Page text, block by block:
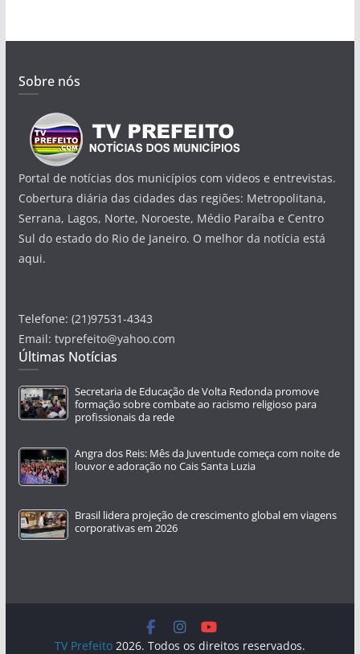
Sobre nós
Portal de notícias dos municípios com videos e entrevistas.
Cobertura diária das cidades das regiões: Metropolitana,
Serrana, Lagos, Norte, Noroeste, Médio Paraíba e Centro
Sul do estado do Rio de Janeiro. O melhor da notícia está
aqui.
Telefone: (21)97531-4343
Email: tvprefeito@yahoo.com
Últimas Notícias
Secretaria de Educação de Volta Redonda promove
formação sobre combate ao racismo religioso para
profissionais da rede
Angra dos Reis: Mês da Juventude começa com noite de
louvor e adoração no Cais Santa Luzia
Brasil lidera projeção de crescimento global em viagens
corporativas em 2026
TV Prefeito2026. Todos os direitos reservados.